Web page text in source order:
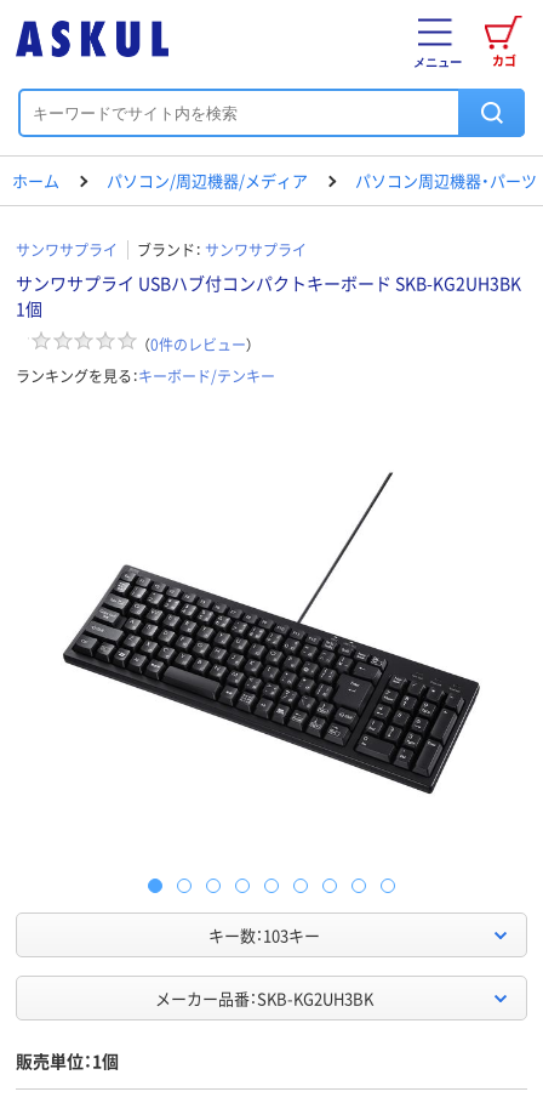
カゴ
メニュー
ホーム パソコン/周辺機器/メディア パソコン周辺機器・パーツ
サンワサプライ ブランド： サンワサプライ
サンワサプライ USBハブ付コンパクトキーボード SKB-KG2UH3BK
1個
（0件のレビュー）
ランキングを見る：キーボード/テンキー
キー数：103キー
メーカー品番：SKB-KG2UH3BK
販売単位：1個